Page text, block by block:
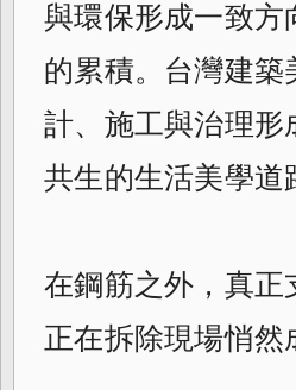
與環保形成一致
的累積。台灣建
計、施工與治理
共生的生活美學道
在鋼筋之外，真
正在拆除現場悄然